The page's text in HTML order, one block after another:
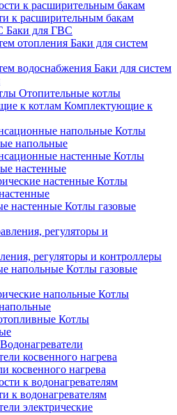
к расширительным бакам
Баки для ГВС
Баки для систем
Баки для систем
Отопительные котлы
Комплектующие к
Котлы
напольные
Котлы
настенные
Котлы
Котлы газовые
регуляторы и контроллеры
Котлы газовые
Котлы
Котлы
Водонагреватели
косвенного нагрева
к водонагревателям